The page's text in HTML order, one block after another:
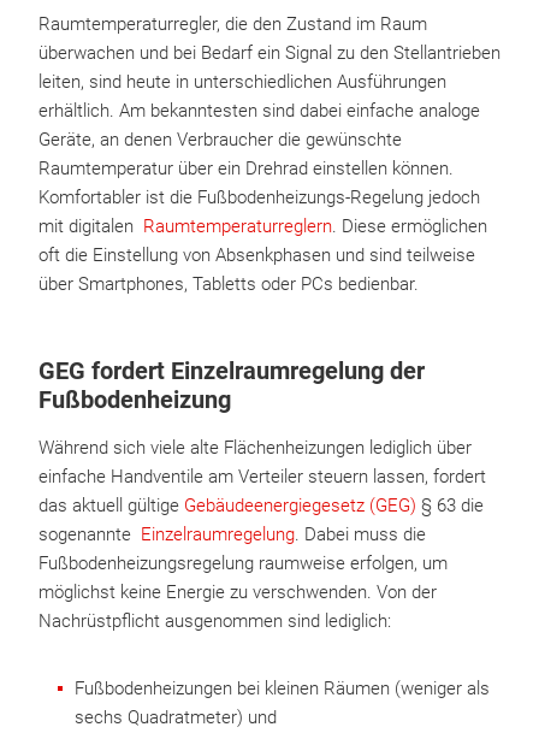
Raumtemperaturregler, die den Zustand im Raum
überwachen und bei Bedarf ein Signal zu den Stellantrieben
leiten, sind heute in unterschiedlichen Ausführungen
erhältlich. Am bekanntesten sind dabei einfache analoge
Geräte, an denen Verbraucher die gewünschte
Raumtemperatur über ein Drehrad einstellen können.
Komfortabler ist die Fußbodenheizungs-Regelung jedoch
mit digitalen Raumtemperaturreglern. Diese ermöglichen
oft die Einstellung von Absenkphasen und sind teilweise
über Smartphones, Tabletts oder PCs bedienbar.
GEG fordert Einzelraumregelung der
Fußbodenheizung
Während sich viele alte Flächenheizungen lediglich über
einfache Handventile am Verteiler steuern lassen, fordert
das aktuell gültige Gebäudeenergiegesetz (GEG) § 63 die
sogenannte Einzelraumregelung. Dabei muss die
Fußbodenheizungsregelung raumweise erfolgen, um
möglichst keine Energie zu verschwenden. Von der
Nachrüstpflicht ausgenommen sind lediglich:
Fußbodenheizungen bei kleinen Räumen (weniger als
sechs Quadratmeter) und